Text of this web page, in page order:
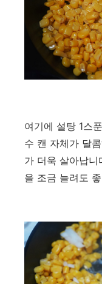
여기에 설탕 1스
수 캔 자체가 달
가 더욱 살아납
을 조금 늘려도